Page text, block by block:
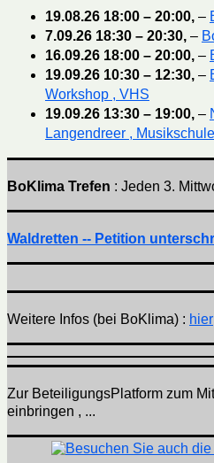
19.08.26 18:00 – 20:00, –
7.09.26 18:30 – 20:30, –
16.09.26 18:00 – 20:00, –
19.09.26 10:30 – 12:30, –
Workshop , VHS
19.09.26 13:30 – 19:00, –
Langendreer , Musikschule
BoKlima Trefen : Jeden 3.
Waldretten -- Petition
Weitere Infos (bei BoKlima) : hier
Zur BeteiligungsPlatform zum
einbringen , ...